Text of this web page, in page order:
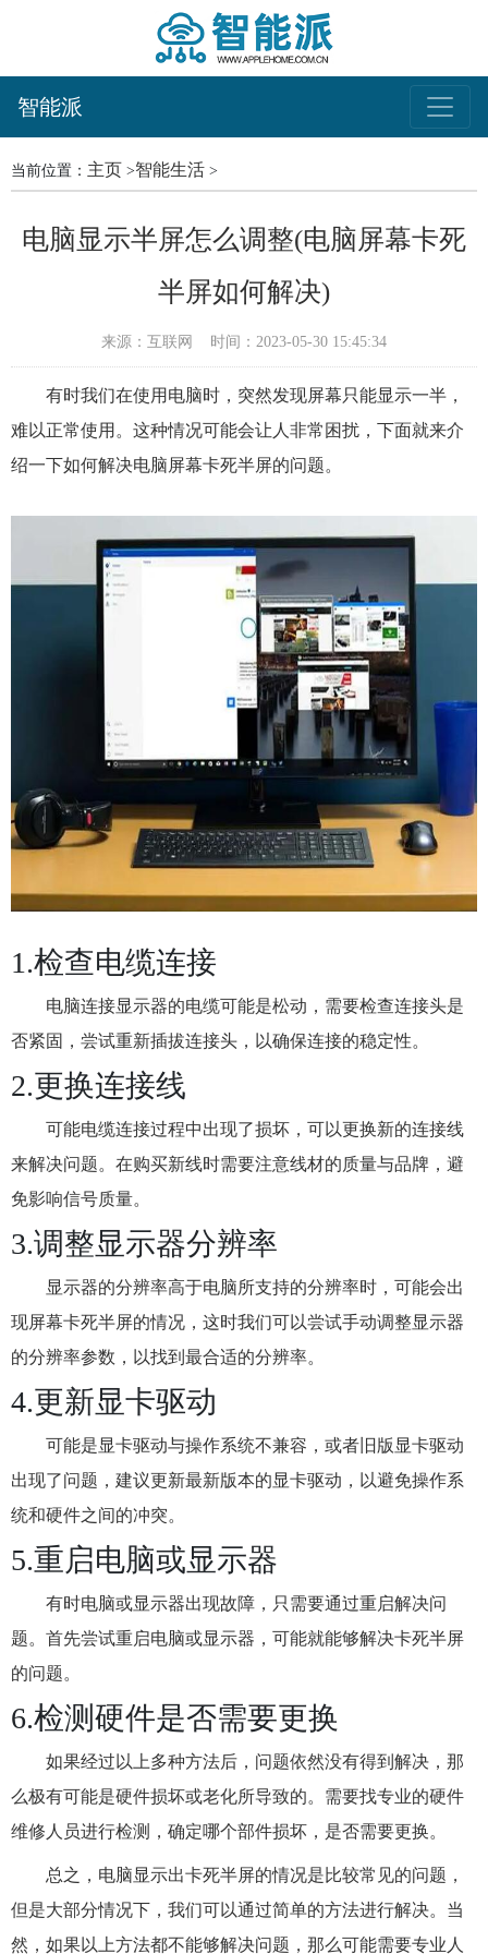
智能派
当前位置： 主页 >智能生活 >
电脑显示半屏怎么调整(电脑屏幕卡死
半屏如何解决)
来源：互联网 时间：2023-05-30 15:45:34
有时我们在使用电脑时，突然发现屏幕只能显示一半，
难以正常使用。这种情况可能会让人非常困扰，下面就来介
绍一下如何解决电脑屏幕卡死半屏的问题。
1.检查电缆连接
电脑连接显示器的电缆可能是松动，需要检查连接头是
否紧固，尝试重新插拔连接头，以确保连接的稳定性。
2.更换连接线
可能电缆连接过程中出现了损坏，可以更换新的连接线
来解决问题。在购买新线时需要注意线材的质量与品牌，避
免影响信号质量。
3.调整显示器分辨率
显示器的分辨率高于电脑所支持的分辨率时，可能会出
现屏幕卡死半屏的情况，这时我们可以尝试手动调整显示器
的分辨率参数，以找到最合适的分辨率。
4.更新显卡驱动
可能是显卡驱动与操作系统不兼容，或者旧版显卡驱动
出现了问题，建议更新最新版本的显卡驱动，以避免操作系
统和硬件之间的冲突。
5.重启电脑或显示器
有时电脑或显示器出现故障，只需要通过重启解决问
题。首先尝试重启电脑或显示器，可能就能够解决卡死半屏
的问题。
6.检测硬件是否需要更换
如果经过以上多种方法后，问题依然没有得到解决，那
么极有可能是硬件损坏或老化所导致的。需要找专业的硬件
维修人员进行检测，确定哪个部件损坏，是否需要更换。
总之，电脑显示出卡死半屏的情况是比较常见的问题，
但是大部分情况下，我们可以通过简单的方法进行解决。当
然，如果以上方法都不能够解决问题，那么可能需要专业人